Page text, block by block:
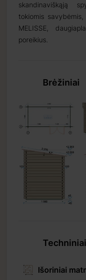
skandinaviškąją
tokiomis
MELISSE,
poreikius.
Brėžiniai
Išoriniai